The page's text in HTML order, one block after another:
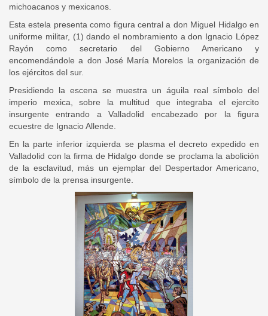
michoacanos y mexicanos.
Esta estela presenta como figura central a don Miguel Hidalgo en
uniforme militar, (1) dando el nombramiento a don Ignacio López
Rayón como secretario del Gobierno Americano y
encomendándole a don José María Morelos la organización de
los ejércitos del sur.
Presidiendo la escena se muestra un águila real símbolo del
imperio mexica, sobre la multitud que integraba el ejercito
insurgente entrando a Valladolid encabezado por la figura
ecuestre de Ignacio Allende.
En la parte inferior izquierda se plasma el decreto expedido en
Valladolid con la firma de Hidalgo donde se proclama la abolición
de la esclavitud, más un ejemplar del Despertador Americano,
símbolo de la prensa insurgente.